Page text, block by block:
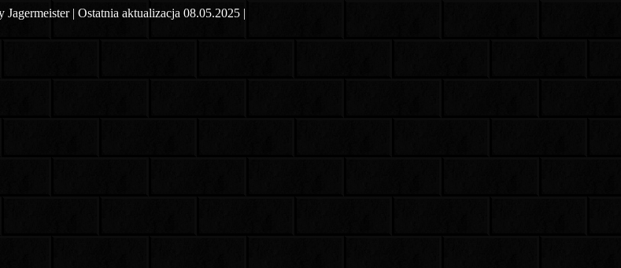
Jagermeister | Ostatnia aktualizacja 08.05.2025 |